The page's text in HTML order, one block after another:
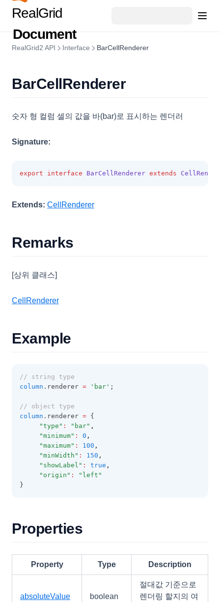
RealGrid
Document
리얼그리드의 테마(스타일)를 동적으로 변경할 수 있나요?
그리드간 드래그 앤 드롭을 사용시 양방향이 아닌 단방향으로만
처리가능할까요?
RealGridJS에서 RealGrid2로의 전환
RealGrid v1.0 에서 RealGrid2로 컬럼 변환
버전별 중요 업데이트
버전 히스토리
🎉 중요 업데이트
기술지원 문의
(opens in a new tab)
RealGrid2 API Interface BarCellRenderer
BarCellRenderer
숫자 형 컬럼 셀의 값을 바(bar)로 표시하는 렌더러
Signature:
export interface BarCellRenderer extends
Extends: CellRenderer
Remarks
[상위 클래스]
CellRenderer
Example
// string type
column .renderer = 'bar' ;
// object type
column .renderer = {
"type" : "bar" ,
"minimum" : 0 ,
"maximum" : 100 ,
"minWidth" : 150 ,
"showLabel" : true ,
"origin" :
"left"
}
Properties
Property Type Description
absoluteValue boolean
절대값 기준으로
렌더링 할지의 여